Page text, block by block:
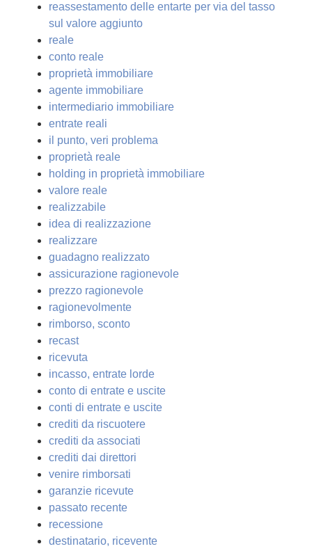
reassestamento delle entarte per via del tasso
sul valore aggiunto
reale
conto reale
proprietà immobiliare
agente immobiliare
intermediario immobiliare
entrate reali
il punto, veri problema
proprietà reale
holding in proprietà immobiliare
valore reale
realizzabile
idea di realizzazione
realizzare
guadagno realizzato
assicurazione ragionevole
prezzo ragionevole
ragionevolmente
rimborso, sconto
recast
ricevuta
incasso, entrate lorde
conto di entrate e uscite
conti di entrate e uscite
crediti da riscuotere
crediti da associati
crediti dai direttori
venire rimborsati
garanzie ricevute
passato recente
recessione
destinatario, ricevente